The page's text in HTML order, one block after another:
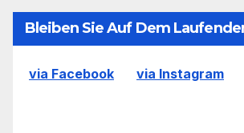
Bleiben Sie Auf Dem
via Facebook via Instagram